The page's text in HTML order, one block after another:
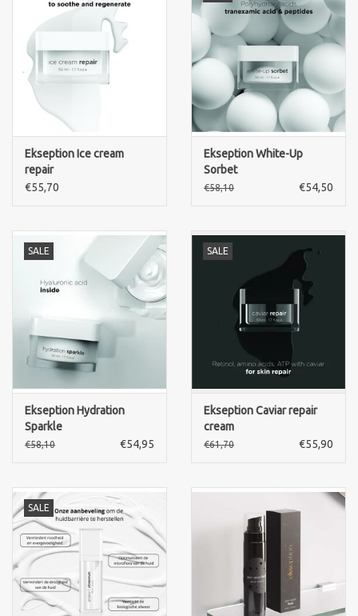
Ekseption Ice cream
repair
€55,70
Ekseption White-Up
Sorbet
€58,10 €54,50
SALE
Ekseption Hydration
Sparkle
€58,10 €54,95
SALE
Ekseption Caviar repair
cream
€61,70 €55,90
SALE